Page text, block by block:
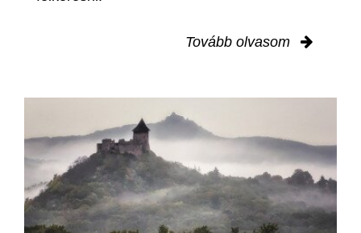
Tovább olvasom